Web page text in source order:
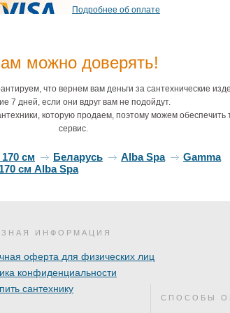
Подробнее об оплате
можно доверять!
что вернем вам деньги за сантехнические
7 дней, если они вдруг вам не подойдут.
которую продаем, поэтому можем обеспечить
сервис.
см Беларусь Alba Spa
Gamma
см Alba Spa
ИНФОРМАЦИЯ
оферта для физических лиц
конфиденциальности
сантехнику
СПОСОБЫ